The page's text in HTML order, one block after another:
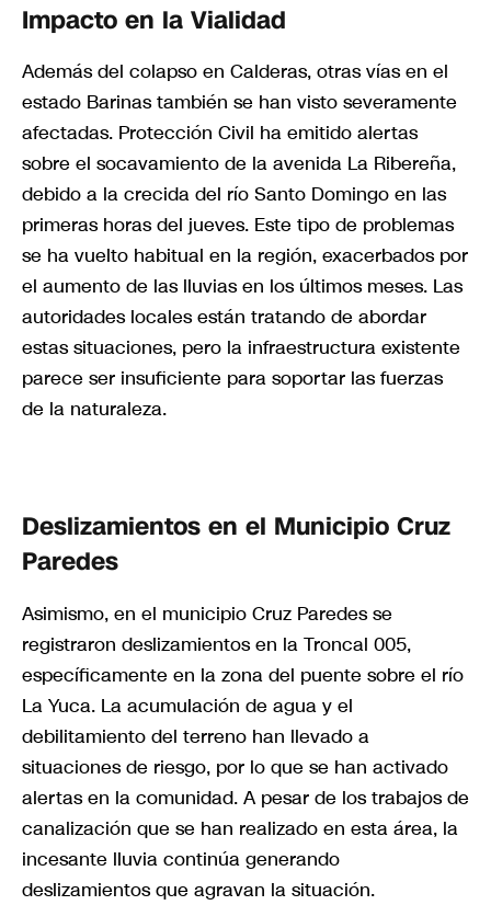
Impacto en la Vialidad
Además del colapso en Calderas, otras vías en el
estado Barinas también se han visto severamente
afectadas. Protección Civil ha emitido alertas
sobre el socavamiento de la avenida La Ribereña,
debido a la crecida del río Santo Domingo en las
primeras horas del jueves. Este tipo de problemas
se ha vuelto habitual en la región, exacerbados por
el aumento de las lluvias en los últimos meses. Las
autoridades locales están tratando de abordar
estas situaciones, pero la infraestructura existente
parece ser insuficiente para soportar las fuerzas
de la naturaleza.
Deslizamientos en el Municipio Cruz
Paredes
Asimismo, en el municipio Cruz Paredes se
registraron deslizamientos en la Troncal 005,
específicamente en la zona del puente sobre el río
La Yuca. La acumulación de agua y el
debilitamiento del terreno han llevado a
situaciones de riesgo, por lo que se han activado
alertas en la comunidad. A pesar de los trabajos de
canalización que se han realizado en esta área, la
incesante lluvia continúa generando
deslizamientos que agravan la situación.